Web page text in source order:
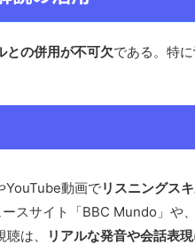
との併用が不可欠である。特に
YouTube動画でリスニングス
スサイト「BBC Mundo」や
は、
リアルな発音や会話表